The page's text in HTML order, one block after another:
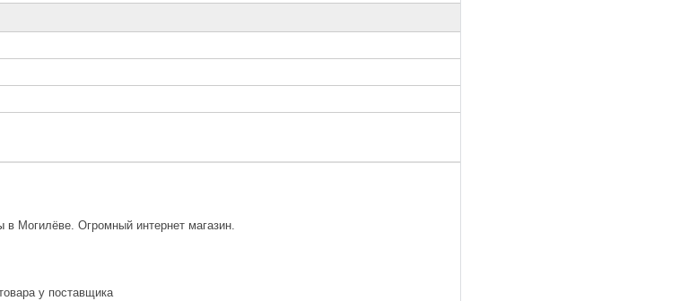
в Могилёве. Огромный интернет магазин.
у поставщика